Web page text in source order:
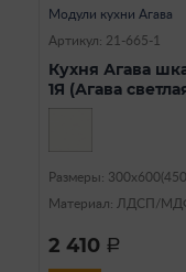
Модули кухни Агава
Артикул: 21-665-1
Кухня Агава
1Я (Агава
Размеры:
Материал: ЛДСП/
2 410 a